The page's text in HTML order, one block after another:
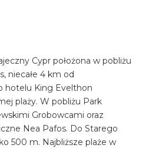
Cypr położona w pobliżu
niecałe 4 km od
hotelu King Evelthon
plaży. W pobliżu Park
Grobowcami oraz
Nea Pafos. Do Starego
500 m. Najbliższe plaże w